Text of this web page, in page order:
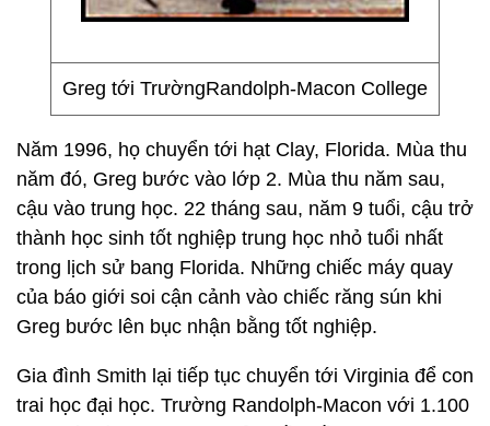
Greg tới TrườngRandolph-Macon College
Năm 1996, họ chuyển tới hạt Clay, Florida. Mùa thu
năm đó, Greg bước vào lớp 2. Mùa thu năm sau,
cậu vào trung học. 22 tháng sau, năm 9 tuổi, cậu trở
thành học sinh tốt nghiệp trung học nhỏ tuổi nhất
trong lịch sử bang Florida. Những chiếc máy quay
của báo giới soi cận cảnh vào chiếc răng sún khi
Greg bước lên bục nhận bằng tốt nghiệp.
Gia đình Smith lại tiếp tục chuyển tới Virginia để con
trai học đại học. Trường Randolph-Macon với 1.100